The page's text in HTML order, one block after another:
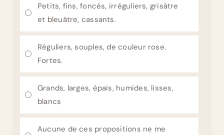
Petits, fins, foncés, irréguliers, grisâtre
et bleuâtre, cassants.
Réguliers, souples, de couleur rose.
Fortes.
Grands, larges, épais, humides, lisses,
blancs
Aucune de ces propositions ne me